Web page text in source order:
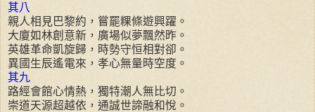
其八
親人相見巴黎約，嘗罷粿條遊興躍。
大廈如林創意新，廣場似夢飄然昨。
英雄革命凱旋歸，時勢守恒相對卻。
異國生辰遙電來，孝心無量時空度。
其九
路經會館心情熱，獨特潮人無比切。
崇道天源超越依，通誠世諦融和悅。